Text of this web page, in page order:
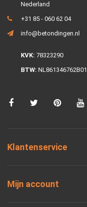
Nederland
+31 85 - 060 62 04
info@betondingen.nl
KVK: 78323290
BTW: NL861346762B01
Klantenservice
Mijn account